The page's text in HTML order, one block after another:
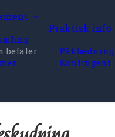
befaler
Praktisk info
Påklædning
Kontingent